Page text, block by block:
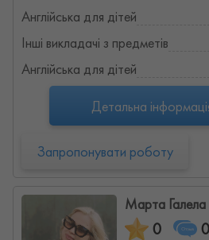
Англійська для дітей
Інші викладачі з предметів
Англійська для дітей
Детальна
Запропонувати роботу
Марта Галела
0 0